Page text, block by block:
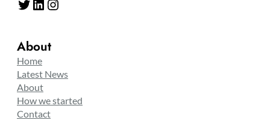
Twitter LinkedIn Instagram
About
Home
Latest News
About
How we started
Contact